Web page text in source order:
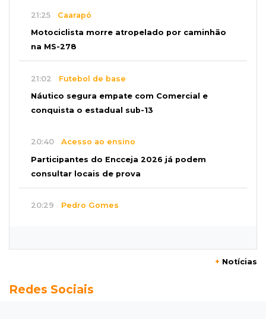
21:25 Caarapó
Motociclista morre atropelado por caminhão
na MS-278
21:02 Futebol de base
Náutico segura empate com Comercial e
conquista o estadual sub-13
20:40 Acesso ao ensino
Participantes do Encceja 2026 já podem
consultar locais de prova
20:29 Pedro Gomes
Pantanal treina em Goiânia antes de jogo que
+ Notícias
Redes Sociais